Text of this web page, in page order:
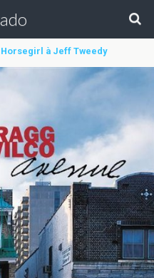
Horsegirl à Jeff Tweedy